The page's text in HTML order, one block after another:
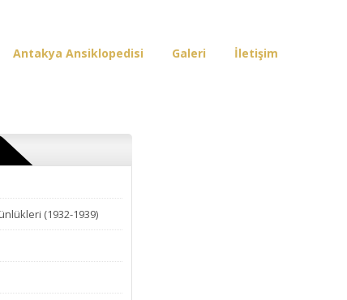
Antakya Ansiklopedisi Galeri İletişim
(1932-1939)